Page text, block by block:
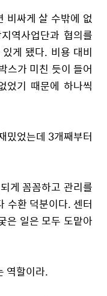
비싸게 살 수밖에 없
역사업단과 협의를
게 됐다. 비용 대비
스가 미친 듯이 들어
었기 때문에 하나씩
밌었는데 3개째부터
게 꼼꼼하고 관리를
수환 덕분이다. 센터
은 일은 모두 도맡아
역할이라.